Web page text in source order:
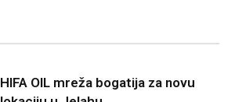
HIFA OIL mreža bogatija za novu